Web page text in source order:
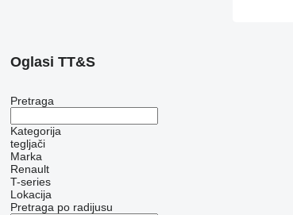
Oglasi TT&S
Pretraga
Kategorija
tegljači
Marka
Renault
T-series
Lokacija
Pretraga po radijusu